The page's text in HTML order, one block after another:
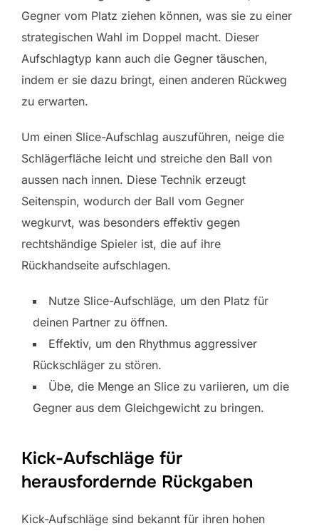
Gegner vom Platz ziehen können, was sie zu einer
strategischen Wahl im Doppel macht. Dieser
Aufschlagtyp kann auch die Gegner täuschen,
indem er sie dazu bringt, einen anderen Rückweg
zu erwarten.
Um einen Slice-Aufschlag auszuführen, neige die
Schlägerfläche leicht und streiche den Ball von
aussen nach innen. Diese Technik erzeugt
Seitenspin, wodurch der Ball vom Gegner
wegkurvt, was besonders effektiv gegen
rechtshändige Spieler ist, die auf ihre
Rückhandseite aufschlagen.
Nutze Slice-Aufschläge, um den Platz für
deinen Partner zu öffnen.
Effektiv, um den Rhythmus aggressiver
Rückschläger zu stören.
Übe, die Menge an Slice zu variieren, um die
Gegner aus dem Gleichgewicht zu bringen.
Kick-Aufschläge für
herausfordernde Rückgaben
Kick-Aufschläge sind bekannt für ihren hohen